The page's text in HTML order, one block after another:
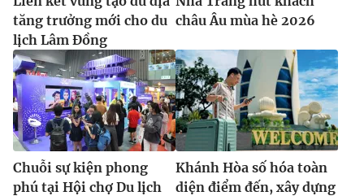
tăng trưởng mới cho du
lịch Lâm Đồng
châu Âu mùa hè 2026
Chuỗi sự kiện phong
phú tại Hội chợ Du lịch
Khánh Hòa số hóa toàn
diện điểm đến, xây dựng